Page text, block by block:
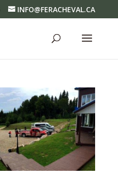
INFO@FERACHEVAL.CA